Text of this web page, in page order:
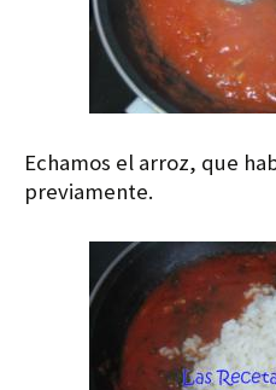
Echamos el arroz, que
previamente.